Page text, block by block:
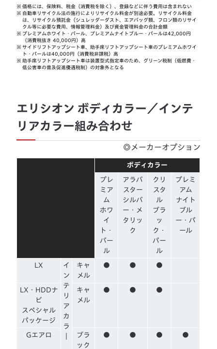
※ 価格には、保険料、税金（消費税を除く）、登録などに伴う費用は含まれない
※ 自動車リサイクル法の施行によりリサイクル料金が別途必要。リサイクル料金
は、リサイクル預託金（シュレッダーダスト、エアバッグ類、フロン類のリサイ
クル等に必要な費用、情報管理料金）及び資金管理料金の合計金額
※ プレミアムホワイト・パール、プレミアムナイトブルー・パールは42,000円
（消費税抜き 40,000円）高
※ サイドリフトアップシート車、助手席リフトアップシート車のプレミアムホワイ
ト・パールは40,000円（消費税非課税）高
※ 助手席リフトアップシート車は装置型式指定車のため、グリーン税制（低燃費・
低公害車の普及促進優遇税制）の対象外となる
エリシオン ボディカラー／インテ
リアカラー組み合わせ
◎メーカーオプション
ボディカラー
プレ
ミア
ム
ホワ
イ
ト・
パー
ル
アラバ
スター
シルバ
ー・メ
タリッ
ク
クリ
スタ
ル
ブラ
ッ
ク・
パー
ル
プレミ
アム
ナイト
ブル
ー・パ
ール
LX
イ
ン
テ
リ
ア
カ
ラ
キャ
メル
● ● ●
LX・HDDナ
ビ
スペシャル
パッケージ
キャ
メル
● ● ●
Gエアロ
ブラ
ック
● ● ● ●